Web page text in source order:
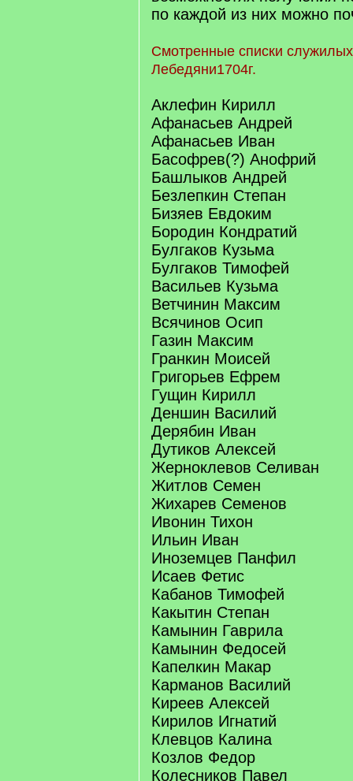
по каждой из них можно
Смотренные списки
Лебедяни1704г.
Аклефин Кирилл
Афанасьев Андрей
Афанасьев Иван
Басофрев(?) Анофрий
Башлыков Андрей
Безлепкин Степан
Бизяев Евдоким
Бородин Кондратий
Булгаков Кузьма
Булгаков Тимофей
Васильев Кузьма
Ветчинин Максим
Всячинов Осип
Газин Максим
Гранкин Моисей
Григорьев Ефрем
Гущин Кирилл
Деншин Василий
Дерябин Иван
Дутиков Алексей
Жерноклевов Селиван
Житлов Семен
Жихарев Семенов
Ивонин Тихон
Ильин Иван
Иноземцев Панфил
Исаев Фетис
Кабанов Тимофей
Какытин Степан
Камынин Гаврила
Камынин Федосей
Капелкин Макар
Карманов Василий
Киреев Алексей
Кирилов Игнатий
Клевцов Калина
Козлов Федор
Колесников Павел